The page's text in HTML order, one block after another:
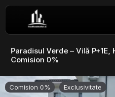
Paradisul Verde – Vilă
Comision 0%
Comision 0% Exclusivitate